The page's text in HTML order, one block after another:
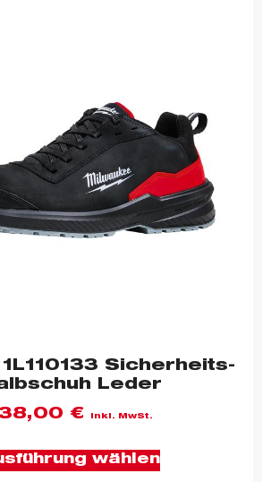
1L110133 Sicherheits-
Leder
€ inkl. MwSt.
wählen